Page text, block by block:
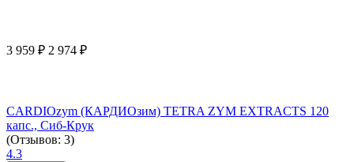
3 959 ₽ 2 974 ₽
CARDIOzym (КАРДИОзим) TETRA ZYM EXTRACTS 120
капс., Сиб-Крук
(Отзывов: 3)
4.3